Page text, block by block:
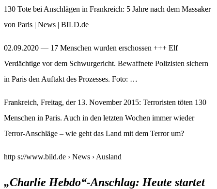
130 Tote bei Anschlägen in Frankreich: 5 Jahre nach dem Massaker
von Paris | News | BILD.de
02.09.2020 — 17 Menschen wurden erschossen +++ Elf
Verdächtige vor dem Schwurgericht. Bewaffnete Polizisten sichern
in Paris den Auftakt des Prozesses. Foto: …
Frankreich, Freitag, der 13. November 2015: Terroristen töten 130
Menschen in Paris. Auch in den letzten Wochen immer wieder
Terror-Anschläge – wie geht das Land mit dem Terror um?
http s://www.bild.de › News › Ausland
„Charlie Hebdo“-Anschlag: Heute startet